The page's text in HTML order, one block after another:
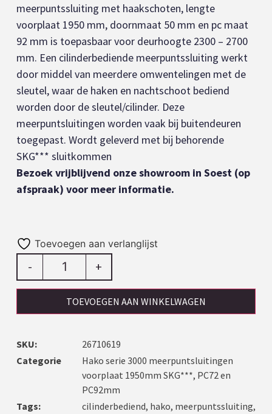
meerpuntssluiting met haakschoten, lengte
voorplaat 1950 mm, doornmaat 50 mm en pc maat
92 mm is toepasbaar voor deurhoogte 2300 – 2700
mm. Een cilinderbediende meerpuntssluiting werkt
door middel van meerdere omwentelingen met de
sleutel, waar de haken en nachtschoot bediend
worden door de sleutel/cilinder. Deze
meerpuntsluitingen worden vaak bij buitendeuren
toegepast. Wordt geleverd met bij behorende
SKG*** sluitkommen
Bezoek vrijblijvend onze showroom in Soest (op
afspraak) voor meer informatie.
Toevoegen aan verlanglijst
- +
TOEVOEGEN AAN WINKELWAGEN
SKU:
26710619
Categorie
Hako serie 3000 meerpuntsluitingen
voorplaat 1950mm SKG***, PC72 en
PC92mm
Tags:
cilinderbediend, hako, meerpuntssluiting,